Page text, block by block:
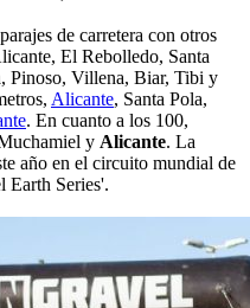
de carretera con otros
El Rebolledo, Santa
Pinoso, Villena, Biar, Tibi y
Alicante, Santa Pola,
. En cuanto a los 100,
y Alicante. La
año en el circuito mundial de
Earth Series'.